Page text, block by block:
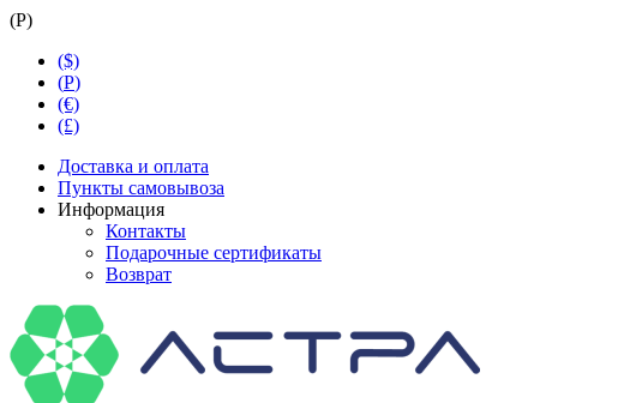
(Р)
($)
(Р)
(€)
(£)
Доставка и оплата
Пункты самовывоза
Информация
Контакты
Подарочные сертификаты
Возврат